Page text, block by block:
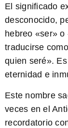
El significado
desconocido,
hebreo «ser»
traducirse
quien seré».
eternidad e
Este nombre
veces en el
recordatorio